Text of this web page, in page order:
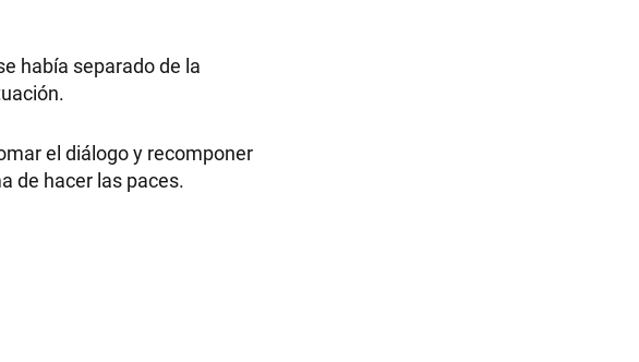
había separado de la
el diálogo y recomponer
de hacer las paces.